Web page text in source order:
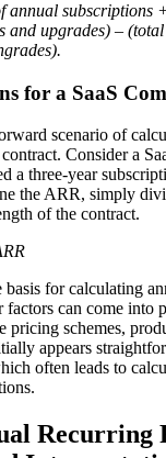
annual subscriptions
and upgrades) –
for a SaaS
scenario of
Consider a
a three-year
the ARR, simply
of the contract.
basis for calculating
factors can come into
pricing schemes,
appears
often leads to
Recurring